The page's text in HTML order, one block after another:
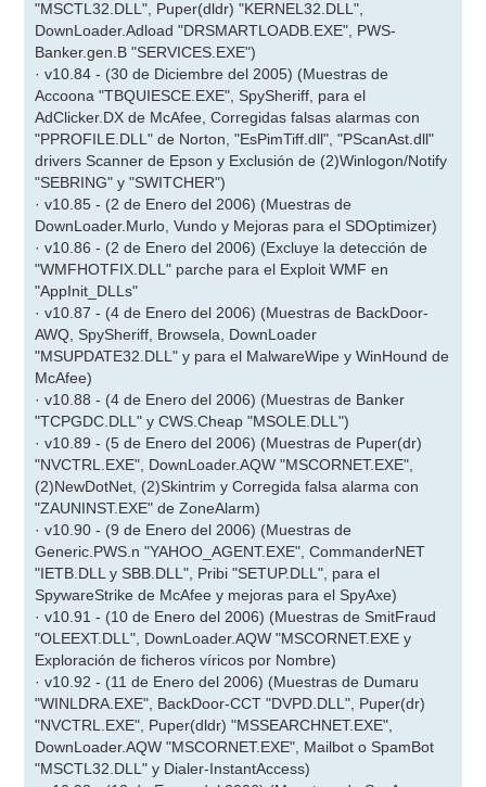
"MSCTL32.DLL", Puper(dldr) "KERNEL32.DLL",
DownLoader.Adload "DRSMARTLOADB.EXE", PWS-
Banker.gen.B "SERVICES.EXE")
· v10.84 - (30 de Diciembre del 2005) (Muestras de
Accoona "TBQUIESCE.EXE", SpySheriff, para el
AdClicker.DX de McAfee, Corregidas falsas alarmas con
"PPROFILE.DLL" de Norton, "EsPimTiff.dll", "PScanAst.dll"
drivers Scanner de Epson y Exclusión de (2)Winlogon/Notify
"SEBRING" y "SWITCHER")
· v10.85 - (2 de Enero del 2006) (Muestras de
DownLoader.Murlo, Vundo y Mejoras para el SDOptimizer)
· v10.86 - (2 de Enero del 2006) (Excluye la detección de
"WMFHOTFIX.DLL" parche para el Exploit WMF en
"AppInit_DLLs"
· v10.87 - (4 de Enero del 2006) (Muestras de BackDoor-
AWQ, SpySheriff, Browsela, DownLoader
"MSUPDATE32.DLL" y para el MalwareWipe y WinHound de
McAfee)
· v10.88 - (4 de Enero del 2006) (Muestras de Banker
"TCPGDC.DLL" y CWS.Cheap "MSOLE.DLL")
· v10.89 - (5 de Enero del 2006) (Muestras de Puper(dr)
"NVCTRL.EXE", DownLoader.AQW "MSCORNET.EXE",
(2)NewDotNet, (2)Skintrim y Corregida falsa alarma con
"ZAUNINST.EXE" de ZoneAlarm)
· v10.90 - (9 de Enero del 2006) (Muestras de
Generic.PWS.n "YAHOO_AGENT.EXE", CommanderNET
"IETB.DLL y SBB.DLL", Pribi "SETUP.DLL", para el
SpywareStrike de McAfee y mejoras para el SpyAxe)
· v10.91 - (10 de Enero del 2006) (Muestras de SmitFraud
"OLEEXT.DLL", DownLoader.AQW "MSCORNET.EXE y
Exploración de ficheros víricos por Nombre)
· v10.92 - (11 de Enero del 2006) (Muestras de Dumaru
"WINLDRA.EXE", BackDoor-CCT "DVPD.DLL", Puper(dr)
"NVCTRL.EXE", Puper(dldr) "MSSEARCHNET.EXE",
DownLoader.AQW "MSCORNET.EXE", Mailbot o SpamBot
"MSCTL32.DLL" y Dialer-InstantAccess)